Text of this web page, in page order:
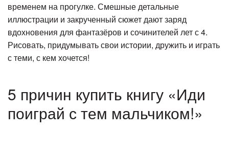
временем на прогулке. Смешные детальные
иллюстрации и закрученный сюжет дают заряд
вдохновения для фантазёров и сочинителей лет с 4.
Рисовать, придумывать свои истории, дружить и играть
с теми, с кем хочется!
5 причин купить книгу «Иди
поиграй с тем мальчиком!»